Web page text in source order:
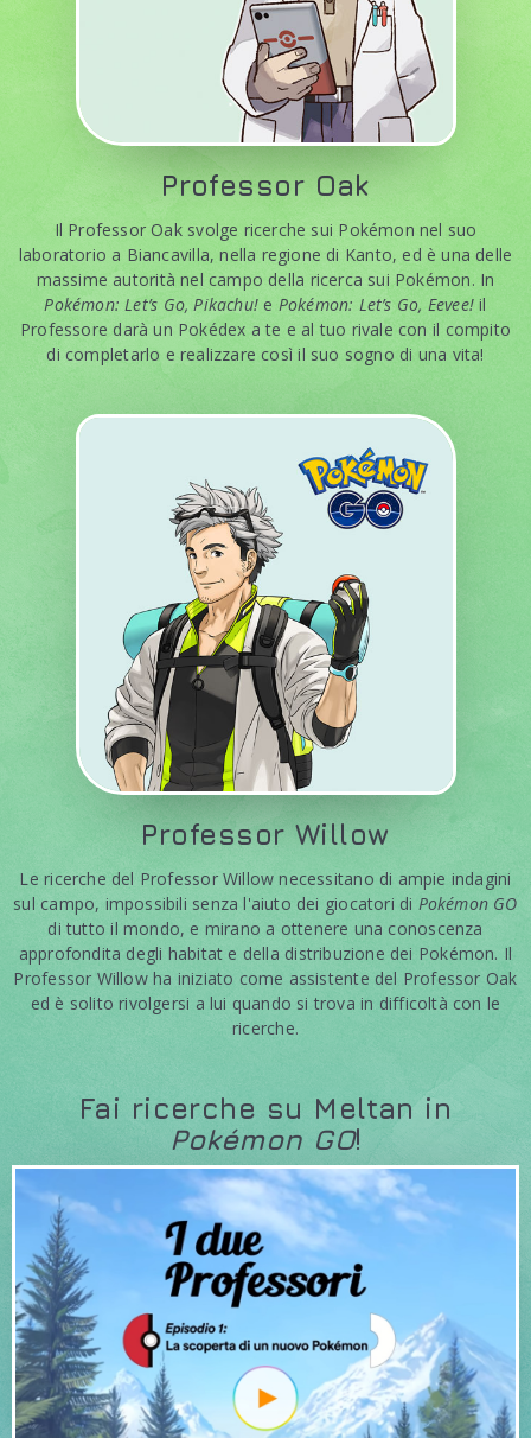
Professor Oak
Il Professor Oak svolge ricerche sui Pokémon nel suo
laboratorio a Biancavilla, nella regione di Kanto, ed è una delle
massime autorità nel campo della ricerca sui Pokémon. In
Pokémon: Let’s Go, Pikachu! e Pokémon: Let’s Go, Eevee!il
Professore darà un Pokédex a te e al tuo rivale con il compito
di completarlo e realizzare così il suo sogno di una vita!
Professor Willow
Le ricerche del Professor Willow necessitano di ampie indagini
sul campo, impossibili senza l'aiuto dei giocatori di Pokémon GO
di tutto il mondo, e mirano a ottenere una conoscenza
approfondita degli habitat e della distribuzione dei Pokémon. Il
Professor Willow ha iniziato come assistente del Professor Oak
ed è solito rivolgersi a lui quando si trova in difficoltà con le
ricerche.
Fai ricerche su Meltan in
Pokémon GO!